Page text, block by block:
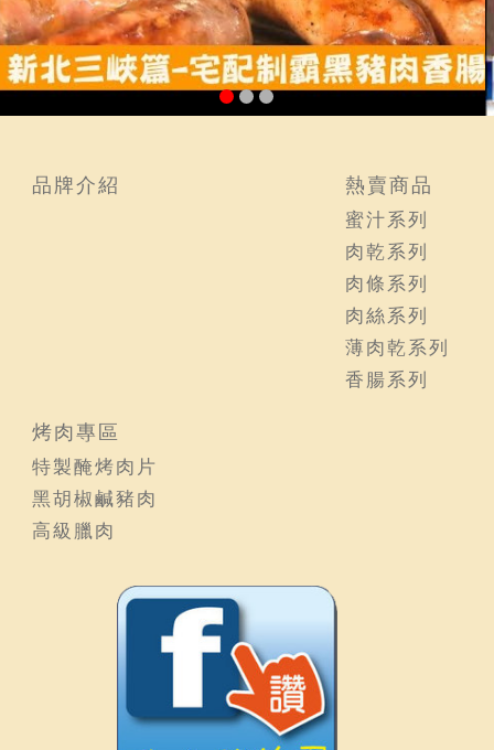
品牌介紹 熱賣商品
蜜汁系列
肉乾系列
肉條系列
肉絲系列
薄肉乾系列
香腸系列
烤肉專區
特製醃烤肉片
黑胡椒鹹豬肉
高級臘肉